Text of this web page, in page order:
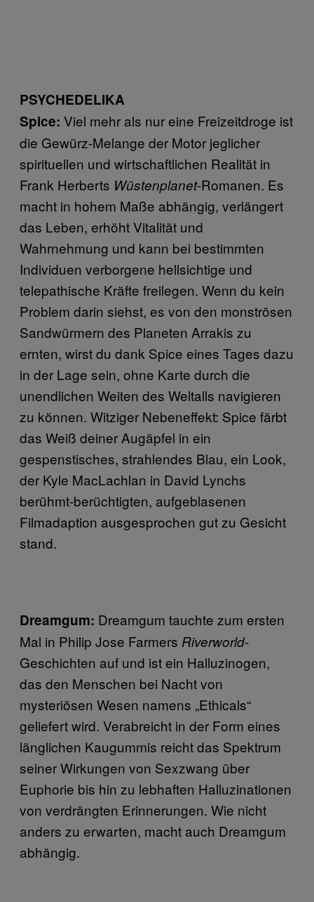
PSYCHEDELIKA
Spice: Viel mehr als nur eine Freizeitdroge ist
die Gewürz-Melange der Motor jeglicher
spirituellen und wirtschaftlichen Realität in
Frank Herberts Wüstenplanet-Romanen. Es
macht in hohem Maße abhängig, verlängert
das Leben, erhöht Vitalität und
Wahrnehmung und kann bei bestimmten
Individuen verborgene hellsichtige und
telepathische Kräfte freilegen. Wenn du kein
Problem darin siehst, es von den monströsen
Sandwürmern des Planeten Arrakis zu
ernten, wirst du dank Spice eines Tages dazu
in der Lage sein, ohne Karte durch die
unendlichen Weiten des Weltalls navigieren
zu können. Witziger Nebeneffekt: Spice färbt
das Weiß deiner Augäpfel in ein
gespenstisches, strahlendes Blau, ein Look,
der Kyle MacLachlan in David Lynchs
berühmt-berüchtigten, aufgeblasenen
Filmadaption ausgesprochen gut zu Gesicht
stand.
Dreamgum: Dreamgum tauchte zum ersten
Mal in Philip Jose Farmers Riverworld-
Geschichten auf und ist ein Halluzinogen,
das den Menschen bei Nacht von
mysteriösen Wesen namens „Ethicals“
geliefert wird. Verabreicht in der Form eines
länglichen Kaugummis reicht das Spektrum
seiner Wirkungen von Sexzwang über
Euphorie bis hin zu lebhaften Halluzinationen
von verdrängten Erinnerungen. Wie nicht
anders zu erwarten, macht auch Dreamgum
abhängig.